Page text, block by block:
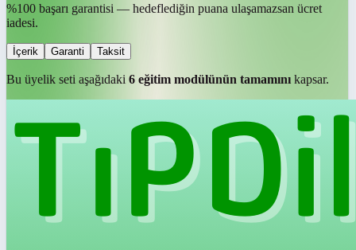
%100 başarı garantisi — hedeflediğin puana ulaşamazsan ücret
iadesi.
İçerik Garanti Taksit
Bu üyelik seti aşağıdaki 6 eğitim modülünün tamamını kapsar.